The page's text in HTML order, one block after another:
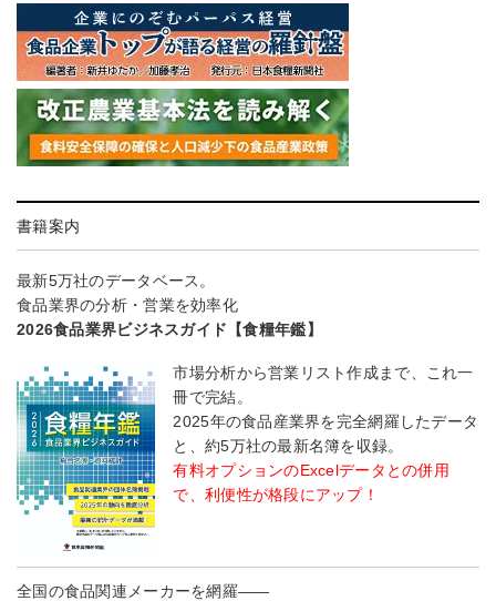
書籍案内
最新5万社のデータベース。
食品業界の分析・営業を効率化
2026食品業界ビジネスガイド【食糧年鑑】
市場分析から営業リスト作成まで、これ一
冊で完結。
2025年の食品産業界を完全網羅したデータ
と、約5万社の最新名簿を収録。
有料オプションのExcelデータとの併用
で、利便性が格段にアップ！
全国の食品関連メーカーを網羅――